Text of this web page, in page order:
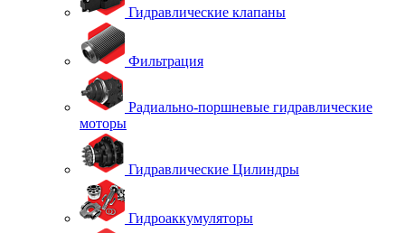
Гидравлические клапаны
Фильтрация
Радиально-поршневые гидравлические
моторы
Гидравлические Цилиндры
Гидроаккумуляторы